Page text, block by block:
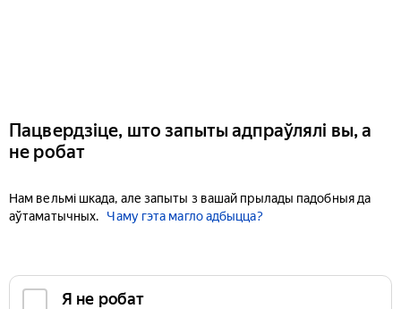
Пацвердзіце, што запыты адпраўлялі вы, а
не робат
Нам вельмі шкада, але запыты з вашай прылады падобныя да
аўтаматычных.
Чаму гэта магло адбыцца?
Я не робат